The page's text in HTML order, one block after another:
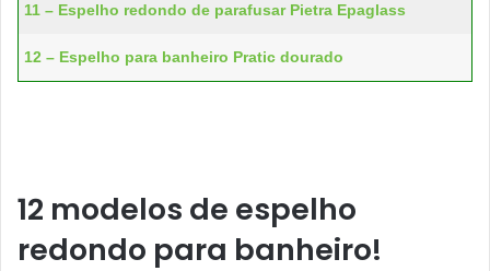
11 – Espelho redondo de parafusar Pietra Epaglass
12 – Espelho para banheiro Pratic dourado
12 modelos de espelho
redondo para banheiro!